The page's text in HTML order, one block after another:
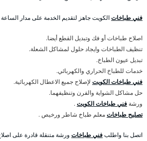
فني طباخاتالكويت جاهز لتقديم الخدمة على مدار
اصلاح طباخات أو فك وتبديل القطع أيضا.
تنظيف الطباخات وايجاد حلول لمشاكل الشعلة.
تبديل عيون الطباخ.
خدمات للطباخ الحراري والكهربائي.
فني طباخات الكويت لإصلاح جميع الاعطال الكهربائية.
حل مشاكل الشواية والفرن وتنظيفهما.
ورشة فني طباخات الكويت.
تصليح طباخاتمعلم طباخ شاطر ورخيص .
اتصل بنا واطلبفني طباخات ورشة متنقلة قادرة على